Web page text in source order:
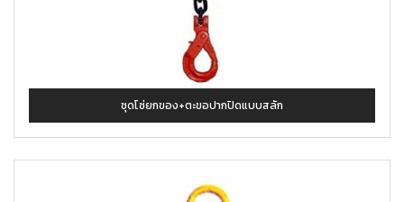
ชุดโซ่ยกของ+ตะขอปากปิดแบบสลัก